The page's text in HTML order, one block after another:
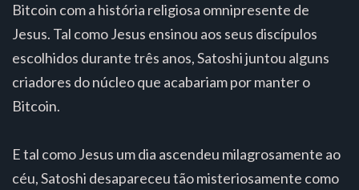
Bitcoin com a história religiosa omnipresente de
Jesus. Tal como Jesus ensinou aos seus discípulos
escolhidos durante três anos, Satoshi juntou alguns
criadores do núcleo que acabariam por manter o
Bitcoin.
E tal como Jesus um dia ascendeu milagrosamente ao
céu, Satoshi desapareceu tão misteriosamente como